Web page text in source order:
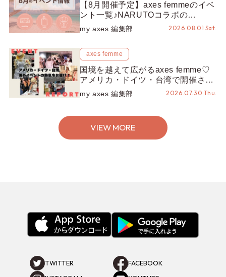
【8月開催予定】axes femmeのイベ
ント一覧♪NARUTOコラボの
REZEN POPUPから、プチYour
Stage.、ティーパーティまで！8月
my axes 編集部 2026.08.01 Sat.
axes femme
国境を越えて広がるaxes femme♡
アメリカ・ドイツ・台湾で開催され
たイベントをお届け！美沙子さんか
らのコメントも♬【海外イベントレ
my axes 編集部 2026.07.30 Thu.
VIEW MORE
TWITTER
FACEBOOK